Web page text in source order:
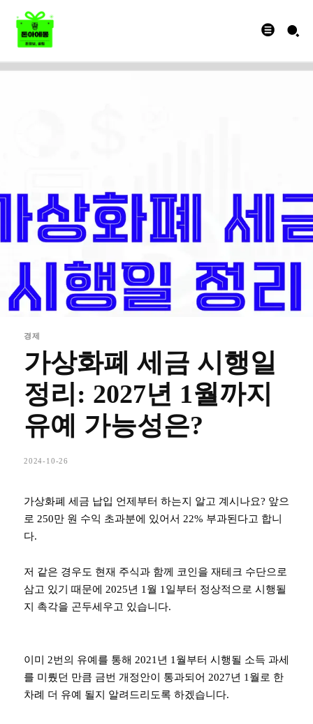
경제
가상화폐 세금 시행일
정리: 2027년 1월까지
유예 가능성은?
2024-10-26
가상화폐 세금 납입 언제부터 하는지 알고 계시나요? 앞으
로 250만 원 수익 초과분에 있어서 22% 부과된다고 합니
다.
저 같은 경우도 현재 주식과 함께 코인을 재테크 수단으로
삼고 있기 때문에 2025년 1월 1일부터 정상적으로 시행될
지 촉각을 곤두세우고 있습니다.
이미 2번의 유예를 통해 2021년 1월부터 시행될 소득 과세
를 미뤘던 만큼 금번 개정안이 통과되어 2027년 1월로 한
차례 더 유예 될지 알려드리도록 하겠습니다.